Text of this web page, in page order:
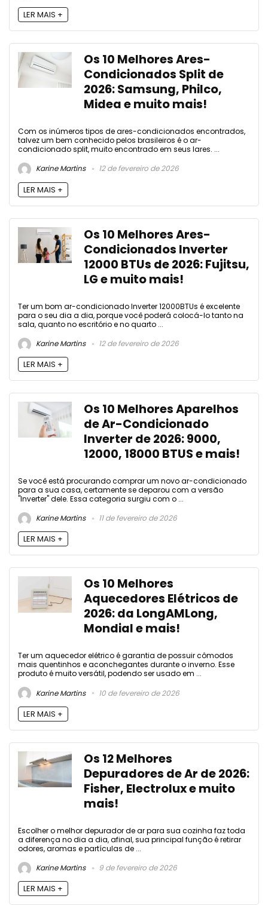
LER MAIS +
Os 10 Melhores Ares-
Condicionados Split de
2026: Samsung, Philco,
Midea e muito mais!
Com os inúmeros tipos de ares-condicionados encontrados,
talvez um bem conhecido pelos brasileiros é o ar-
condicionado split, muito encontrado em seus lares. ...
Karine Martins
12 de fevereiro de 2026
LER MAIS +
Os 10 Melhores Ares-
Condicionados Inverter
12000 BTUs de 2026: Fujitsu,
LG e muito mais!
Ter um bom ar-condicionado Inverter 12000BTUs é excelente
para o seu dia a dia, porque você poderá colocá-lo tanto na
sala, quanto no escritório e no quarto ...
Karine Martins
12 de fevereiro de 2026
LER MAIS +
Os 10 Melhores Aparelhos
de Ar-Condicionado
Inverter de 2026: 9000,
12000, 18000 BTUS e mais!
Se você está procurando comprar um novo ar-condicionado
para a sua casa, certamente se deparou com a versão
"Inverter" dele. Essa categoria surgiu com o ...
Karine Martins
11 de fevereiro de 2026
LER MAIS +
Os 10 Melhores
Aquecedores Elétricos de
2026: da LongAMLong,
Mondial e mais!
Ter um aquecedor elétrico é garantia de possuir cômodos
mais quentinhos e aconchegantes durante o inverno. Esse
produto é muito versátil, podendo ser usado em ...
Karine Martins
10 de fevereiro de 2026
LER MAIS +
Os 12 Melhores
Depuradores de Ar de 2026:
Fisher, Electrolux e muito
mais!
Escolher o melhor depurador de ar para sua cozinha faz toda
a diferença no dia a dia, afinal, sua principal função é retirar
odores, aromas e partículas de ...
Karine Martins
9 de fevereiro de 2026
LER MAIS +